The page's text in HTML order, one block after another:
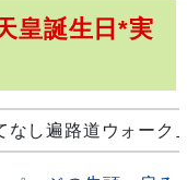
皇誕生日*実
し遍路道ウォーク｣